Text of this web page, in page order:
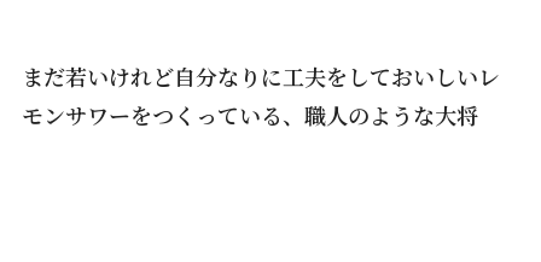
まだ若いけれど自分なりに工夫をしておいしいレ
モンサワーをつくっている、職人のような大将